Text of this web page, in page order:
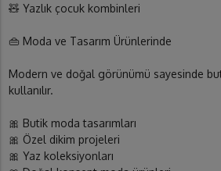
🧸 Yazlık çocuk kombinleri
👜 Moda ve Tasarım Ürünlerinde
Modern ve doğal görünümü sayesinde
kullanılır.
🎀 Butik moda tasarımları
🎀 Özel dikim projeleri
🎀 Yaz koleksiyonları